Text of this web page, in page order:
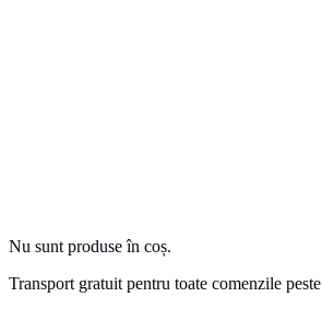
Nu sunt produse în coș.
Transport gratuit pentru toate comenzile peste